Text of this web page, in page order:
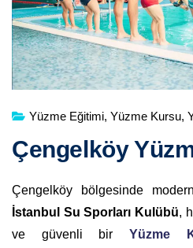
Yüzme Eğitimi, Yüzme Kursu,
Çengelköy
Çengelköy bölgesinde
İstanbul Su Sporları Kulübü,
ve güvenli bir Yüzme